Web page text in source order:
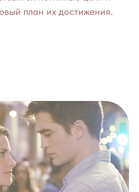
план их достижения.